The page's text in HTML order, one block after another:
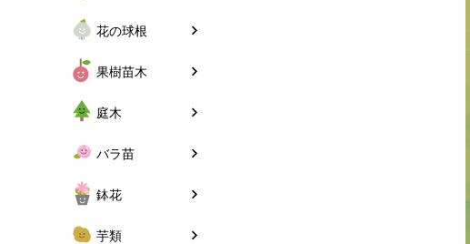
花の球根
果樹苗木
庭木
バラ苗
鉢花
芋類